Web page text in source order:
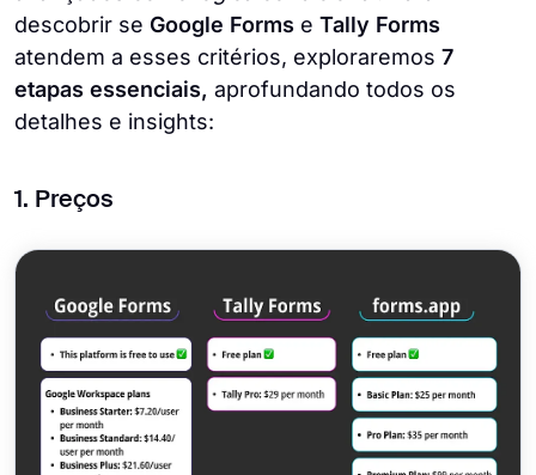
descobrir se Google Forms e Tally Forms
atendem a esses critérios, exploraremos 7
etapas essenciais, aprofundando todos os
detalhes e insights:
1. Preços